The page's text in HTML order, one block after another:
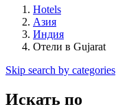
Hotels
Азия
Индия
Отели в Gujarat
Skip search by categories
Искать по